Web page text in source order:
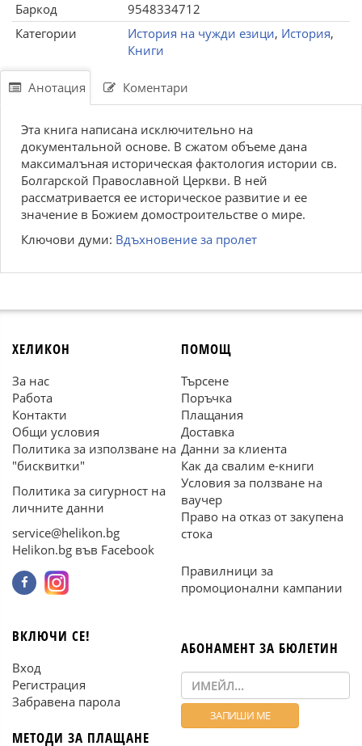
Баркод
9548334712
Категории
История на чужди езици, История,
Книги
Анотация Коментари
Эта книга написана исключительно на
документальной основе. В сжатом объеме дана
максималъная историческая фактология истории св.
Болгарской Православной Церкви. В ней
рассматривается ее историческое развитие и ее
значение в Божием домостроительстве о мире.
Ключови думи: Вдъхновение за пролет
ХЕЛИКОН
За нас
Работа
Контакти
Общи условия
Политика за използване на
"бисквитки"
Политика за сигурност на
личните данни
service@helikon.bg
Helikon.bg във Facebook
ПОМОЩ
Търсене
Поръчка
Плащания
Доставка
Данни за клиента
Как да свалим е-книги
Условия за ползване на
ваучер
Право на отказ от закупена
стока
Правилници за
промоционални кампании
ВКЛЮЧИ СЕ!
Вход
Регистрация
Забравена парола
МЕТОДИ ЗА ПЛАЩАНЕ
АБОНАМЕНТ ЗА БЮЛЕТИН